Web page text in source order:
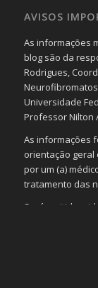
AVISOS
As informações
blog são da
Rodrigues,
Universidade
Professor Nilton
As informações
orientação geral
por um (a)
tratamento das
Será omitida a